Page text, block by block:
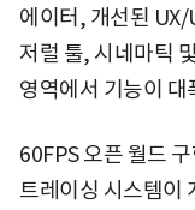
에이터, 개선된 UX/
저럴 툴, 시네마틱
영역에서 기능이 대
60FPS 오픈 월드
트레이싱 시스템이